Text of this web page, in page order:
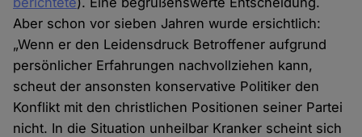
Aber schon vor sieben Jahren wurde ersichtlich:
„Wenn er den Leidensdruck Betroffener aufgrund
persönlicher Erfahrungen nachvollziehen kann,
scheut der ansonsten konservative Politiker den
Konflikt mit den christlichen Positionen seiner Partei
nicht. In die Situation unheilbar Kranker scheint sich